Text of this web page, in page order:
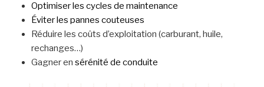
Optimiser les cycles de maintenance
Éviter les pannes couteuses
Réduire les coûts d’exploitation (carburant, huile,
rechanges…)
Gagner en sérénité de conduite